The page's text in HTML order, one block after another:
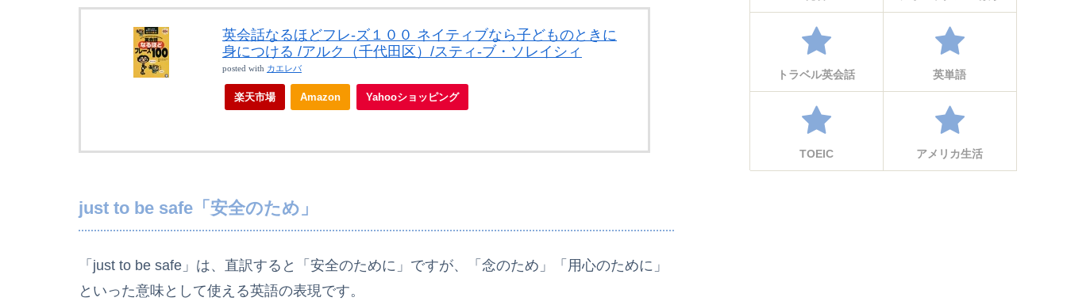
英会話なるほどフレ-ズ１００ ネイティブなら子どものときに
身につける /アルク（千代田区）/スティ-ブ・ソレイシィ
posted with カエレバ
楽天市場 Amazon Yahooショッピング
just to be safe「安全のため」
「just to be safe」は、直訳すると「安全のために」ですが、「念のため」「用心のために」
といった意味として使える英語の表現です。
トラベル英会話 英単語
TOEIC アメリカ生活